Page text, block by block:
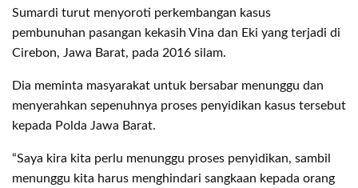
Sumardi turut menyoroti perkembangan kasus
pembunuhan pasangan kekasih Vina dan Eki yang terjadi di
Cirebon, Jawa Barat, pada 2016 silam.
Dia meminta masyarakat untuk bersabar menunggu dan
menyerahkan sepenuhnya proses penyidikan kasus tersebut
kepada Polda Jawa Barat.
“Saya kira kita perlu menunggu proses penyidikan, sambil
menunggu kita harus menghindari sangkaan kepada orang